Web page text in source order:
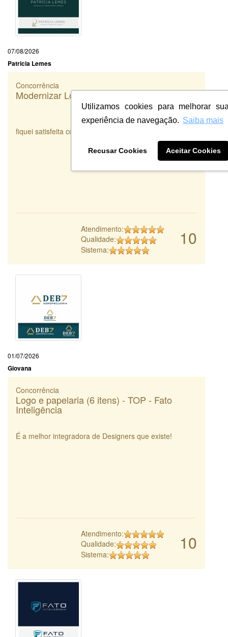
Utilizamos cookies para melhorar
experiência de navegação. Saiba mais
Recusar Cookies Aceitar Cookies
07/08/2026
Patricia Lemes
Concorrência
Modernizar Logo - Deb7 Agropecuária
fiquei satisfeita com o serviço prestado
10
Atendimento:
Qualidade:
Sistema:
01/07/2026
Giovana
Concorrência
Logo e papelaria (6 itens) - TOP - Fato
Inteligência
É a melhor integradora de Designers que existe!
10
Atendimento:
Qualidade:
Sistema: